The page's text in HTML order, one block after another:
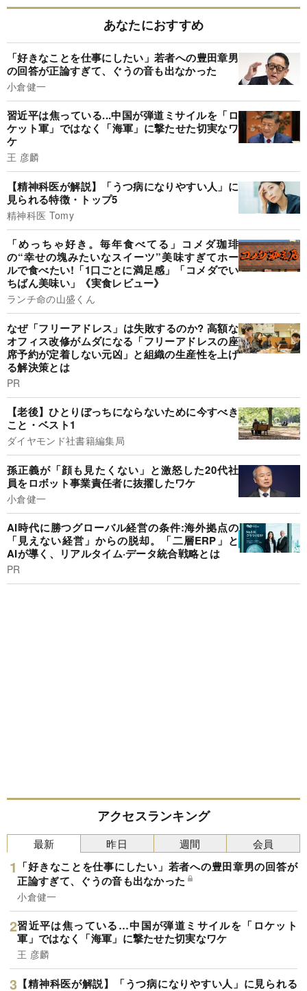
あなたにおすすめ
「好きなことを仕事にしたい」若者への豊田章男
の回答が正論すぎて、ぐうの音も出なかった
小倉健一
習近平は焦っている...中国が弾道ミサイルを「ロ
ケット軍」ではなく「海軍」に撃たせた切実なワ
ケ
王 彦麟
【精神科医が解説】「うつ病になりやすい人」に
見られる特徴・トップ5
精神科医 Tomy
「めっちゃ好き。毎年食べてる」コメダ珈琲
の“幸せの塊みたいなスイーツ”美味すぎてホー
ルで食べたい!「1口ごとに満足感」「コメダでい
ちばん美味い」《実食レビュー》
ランチ命の山盛くん
なぜ「フリーアドレス」は失敗するのか? 高額な
オフィス改修がムダになる「フリーアドレスの座
席予約が定着しない元凶」と組織の生産性を上げ
る解決策とは
PR
【老後】ひとりぼっちにならないために今すべき
こと・ベスト1
ダイヤモンド社書籍編集局
孫正義が「顔も見たくない」と激怒した20代社
員をロボット事業責任者に抜擢したワケ
小倉健一
AI時代に勝つグローバル経営の条件:海外拠点の
「見えない経営」からの脱却。「二層ERP」と
AIが導く、リアルタイム·データ統合戦略とは
PR
アクセスランキング
最新
「好きなことを仕事にしたい」若者への豊田章男の回答が
正論すぎて、ぐうの音も出なかった
小倉健一
習近平は焦っている…中国が弾道ミサイルを「ロケット
軍」ではなく「海軍」に撃たせた切実なワケ
王 彦麟
【精神科医が解説】「うつ病になりやすい人」に見られる
昨日 週間 会員